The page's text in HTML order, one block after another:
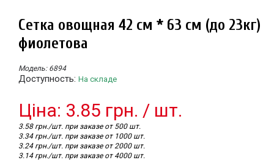
Сетка овощная 42 см * 63 см (до 23кг)
фиолетова
Модель: 6894
Доступность: На складе
Цiна: 3.85 грн. / шт.
3.58 грн./шт. при заказе от 500 шт.
3.34 грн./шт. при заказе от 1000 шт.
3.24 грн./шт. при заказе от 2000 шт.
3.14 грн./шт. при заказе от 4000 шт.